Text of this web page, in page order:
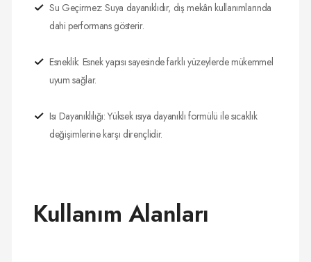
Su Geçirmez: Suya dayanıklıdır, dış mekân kullanımlarında
dahi performans gösterir.
Esneklik: Esnek yapısı sayesinde farklı yüzeylerde mükemmel
uyum sağlar.
Isı Dayanıklılığı: Yüksek ısıya dayanıklı formülü ile sıcaklık
değişimlerine karşı dirençlidir.
Kullanım Alanları